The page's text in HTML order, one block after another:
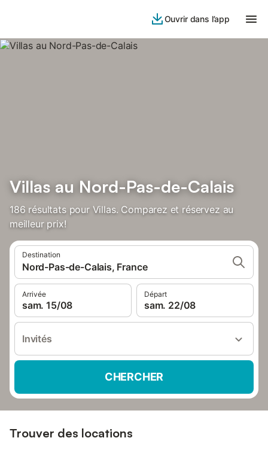
Ouvrir dans l’app
Villas au Nord-Pas-de-Calais
186 résultats pour Villas. Comparez et réservez au
meilleur prix!
Destination
Nord-Pas-de-Calais, France
Arrivée
sam. 15/08
Départ
sam. 22/08
Invités
CHERCHER
Trouver des locations